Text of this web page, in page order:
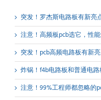
突发！罗杰斯电路板有新亮
注意！高频板pcb选它，性
突发！pcb高频电路板有新
炸锅！f4b电路板和普通电
注意！99%工程师都忽略的